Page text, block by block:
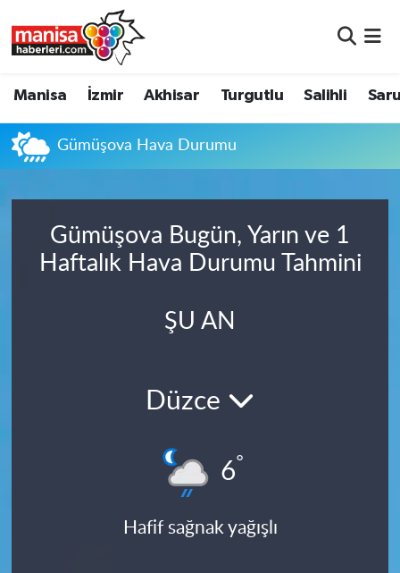
Manisa İzmir Akhisar Turgutlu Salihli
Gümüşova Hava Durumu
Gümüşova Bugün, Yarın ve 1
Haftalık Hava Durumu Tahmini
ŞU AN
Düzce
6°
Hafif sağnak yağışlı
Akhisar
Turgutlu
Salihli
Manisa Nöbetçi Eczaneler
Manisa Namaz Vakitleri
Manisa Trafik Yoğunluk Haritası
Süper Lig Puan Durumu ve Fikstür